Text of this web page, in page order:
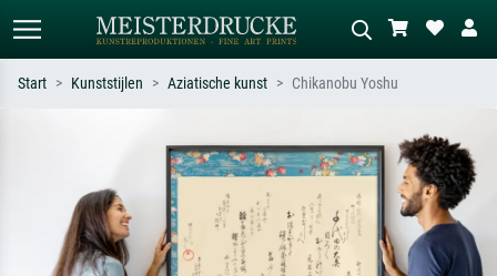
Zoek op kunstenaar, titel of stijl – bijv.
Monet, Sterrennacht, impressionisme,
Hokusai-golf, naakt.
Beschrijf de scène – bijv. groene
weide, abstract met veel rood, donker
olieverfschilderij, staand naakt naast
een boom.
Start Kunststijlen Aziatische kunst Chikanobu Yoshu